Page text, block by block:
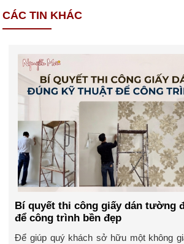
CÁC TIN KHÁC
Bí quyết thi công giấy dán tường
để công trình bền đẹp
Để giúp quý khách sở hữu một không